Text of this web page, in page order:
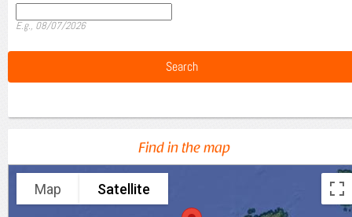
Date
E.g., 08/07/2026
Find in the map
Map Satellite